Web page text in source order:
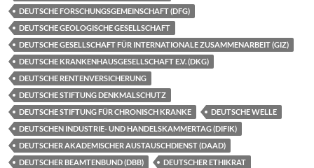
DEUTSCHE FORSCHUNGSGEMEINSCHAFT (DFG)
DEUTSCHE GEOLOGISCHE GESELLSCHAFT
DEUTSCHE GESELLSCHAFT FÜR INTERNATIONALE ZUSAMMENARBEIT (GIZ)
DEUTSCHE KRANKENHAUSGESELLSCHAFT E.V. (DKG)
DEUTSCHE RENTENVERSICHERUNG
DEUTSCHE STIFTUNG DENKMALSCHUTZ
DEUTSCHE STIFTUNG FÜR CHRONISCH KRANKE
DEUTSCHE WELLE
DEUTSCHEN INDUSTRIE- UND HANDELSKAMMERTAG (DIFIK)
DEUTSCHER AKADEMISCHER AUSTAUSCHDIENST (DAAD)
DEUTSCHER BEAMTENBUND (DBB)
DEUTSCHER ETHIKRAT